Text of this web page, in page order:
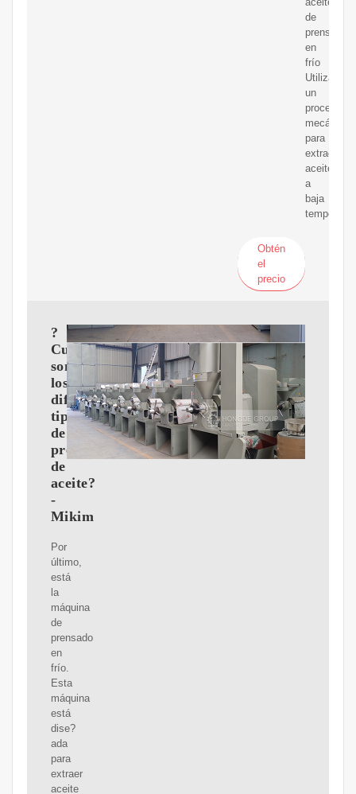
de
prensa
en
frío
Utiliza
un
proceso
mecánico
para
extraer
aceite
a
baja
Obtén
el
precio
?
Cuáles
son
los
diferentes
tipos
de
prensas
de
aceite?
-
Mikim
Por
último,
está
la
máquina
de
prensado
en
frío.
Esta
máquina
está
dise?
ada
para
extraer
aceite